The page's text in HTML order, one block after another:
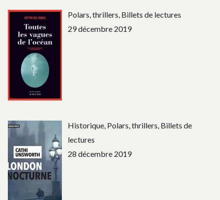
Polars, thrillers, Billets de lectures
29 décembre 2019
Historique, Polars, thrillers, Billets de
lectures
28 décembre 2019